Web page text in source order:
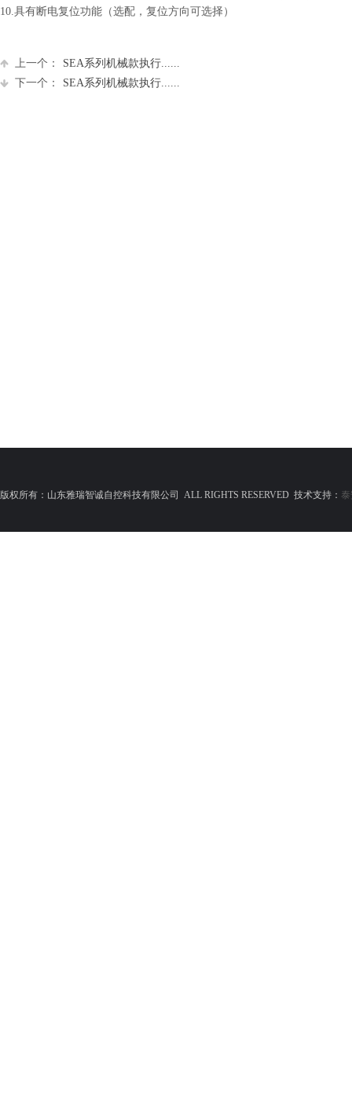
10.具有断电复位功能（选配，复位方向可选择）
上一个：
SEA系列机械款执行......
下一个：
SEA系列机械款执行......
版权所有：山东雅瑞智诚自控科技有限公司 ALL RIGHTS RESERVED 技术支持：